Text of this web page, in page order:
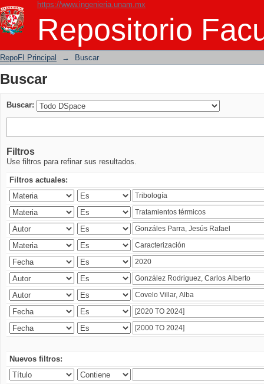
https://www.ingenieria.unam.mx
Repositorio
Buscar
RepoFI Principal → Buscar
Buscar
Buscar:
Filtros
Use filtros para refinar sus resultados.
Filtros actuales:
Nuevos filtros: